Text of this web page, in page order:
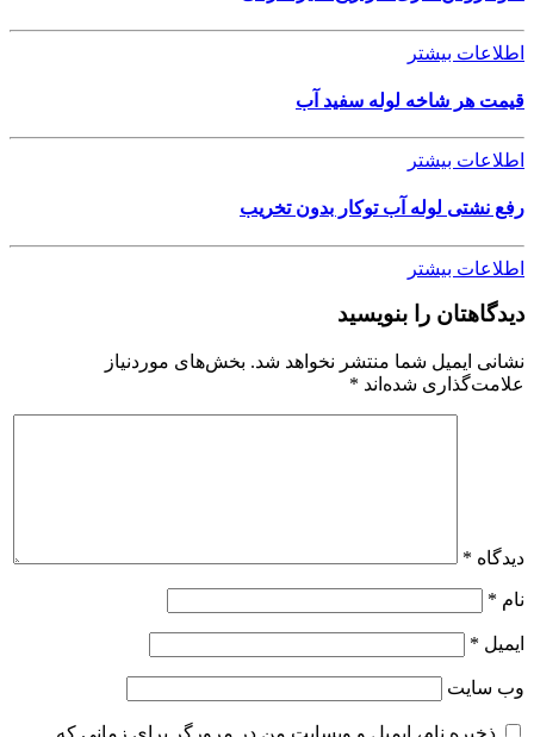
اطلاعات بیشتر
قیمت هر شاخه لوله سفید آب
اطلاعات بیشتر
رفع نشتی لوله آب توکار بدون تخریب
اطلاعات بیشتر
دیدگاهتان را بنویسید
نشانی ایمیل شما منتشر نخواهد شد. بخش‌های موردنیاز
علامت‌گذاری شده‌اند *
دیدگاه *
نام *
ایمیل *
وب‌ سایت
ذخیره نام، ایمیل و وبسایت من در مرورگر برای زمانی که